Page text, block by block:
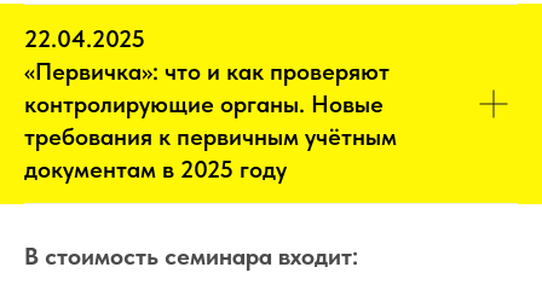
22.04.2025
«Первичка»: что и как проверяют
контролирующие органы. Новые
требования к первичным учётным
документам в 2025 году
В стоимость семинара входит: